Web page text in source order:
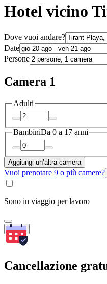
Hotel vicino
Dove vuoi andare?
Date
Persone
Camera 1
Adulti
BambiniDa 0 a 17 anni
Aggiungi un’altra camera
Vuoi prenotare 9 o più camere?
Sono in viaggio per lavoro
Cerca
Cancellazione